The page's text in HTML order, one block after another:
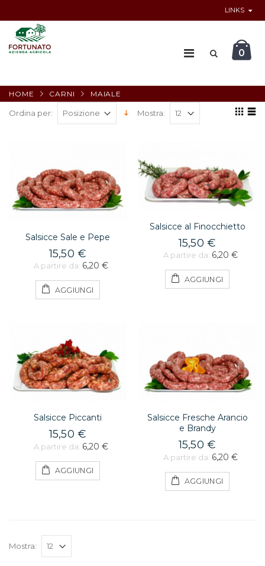
LINKS
0
HOME CARNI MAIALE
Ordina per: Mostra:
Salsicce Sale e Pepe
15,50 €
A partire da: 6,20 €
AGGIUNGI
Salsicce al Finocchietto
15,50 €
A partire da: 6,20 €
AGGIUNGI
Salsicce Piccanti
15,50 €
A partire da: 6,20 €
AGGIUNGI
Salsicce Fresche Arancio
e Brandy
15,50 €
A partire da: 6,20 €
AGGIUNGI
Mostra: